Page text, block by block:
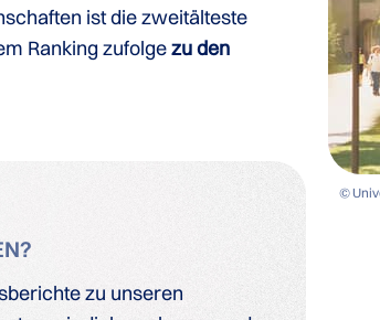
©
ist die zweitälteste
Ranking zufolgezu den
zu unseren